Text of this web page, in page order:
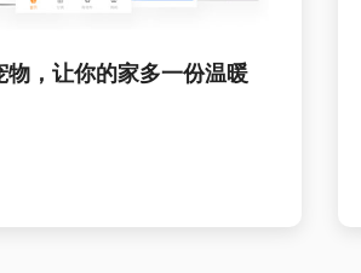
物，让你的家多一份温暖